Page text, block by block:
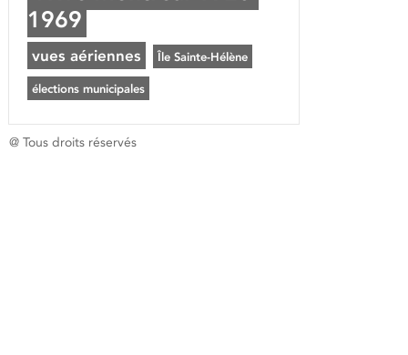
1969
vues aériennes Île Sainte-Hélène
élections municipales
@ Tous droits réservés